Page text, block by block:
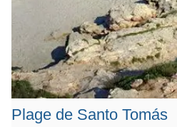
Plage de Santo Tomás